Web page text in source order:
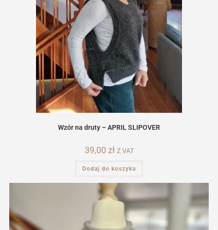
Wzór na druty – APRIL SLIPOVER
39,00 zł Z VAT
Dodaj do koszyka